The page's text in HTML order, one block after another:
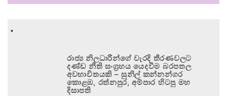
.
රාජ්‍ය නිලධාරීන්ගේ වැරදි තීරණවලට
දණ්ඩ නීති සංග්‍රහය යෙදවීම බරපතල
අවභාවිතයකි – සුනිල් කන්නන්ගර
කොළඹ, රත්නපුර, අම්පාර හිටපු මහ
දිසාපති